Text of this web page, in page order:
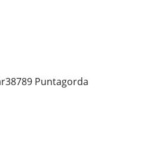
38789 Puntagorda